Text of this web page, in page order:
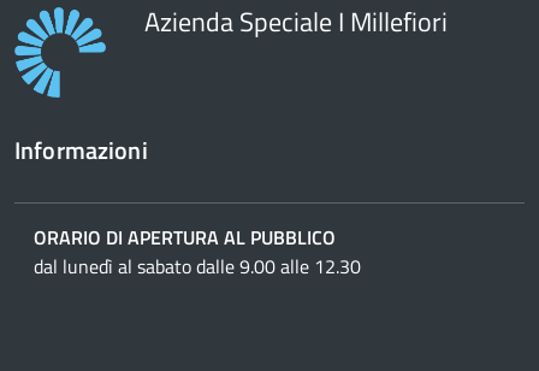
Azienda Speciale I Millefiori
Informazioni
ORARIO DI APERTURA AL PUBBLICO
dal lunedì al sabato dalle 9.00 alle 12.30